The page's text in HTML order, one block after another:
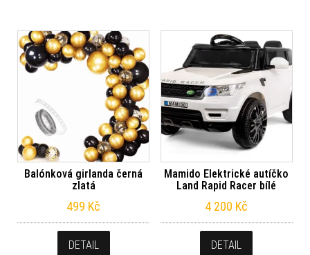
Balónková girlanda černá
zlatá
499 Kč
DETAIL
Mamido Elektrické autíčko
Land Rapid Racer bílé
4 200 Kč
DETAIL